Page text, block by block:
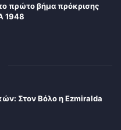
πρώτο βήμα πρόκρισης
1948
Στον Βόλο η Ezmiralda